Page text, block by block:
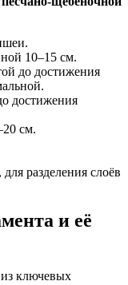
10–15 см.
до достижения
достижения
см.
разделения слоёв
и её
ключевых